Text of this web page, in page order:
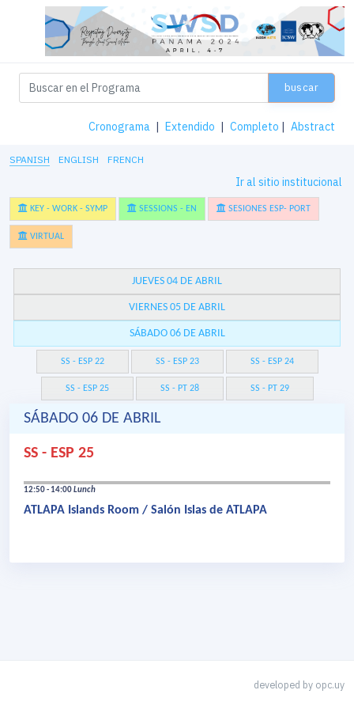
buscar
Cronograma | Extendido | Completo | Abstract
SPANISH ENGLISH FRENCH
Ir al sitio institucional
KEY - WORK - SYMP SESSIONS - EN SESIONES ESP- PORT
VIRTUAL
JUEVES 04 DE ABRIL
VIERNES 05 DE ABRIL
SÁBADO 06 DE ABRIL
SS - ESP 22 SS - ESP 23 SS - ESP 24
SS - ESP 25 SS - PT 28 SS - PT 29
SÁBADO 06 DE ABRIL
SS - ESP 25
12:50 - 14:00Lunch
ATLAPA Islands Room / Salón Islas de ATLAPA
developed by opc.uy